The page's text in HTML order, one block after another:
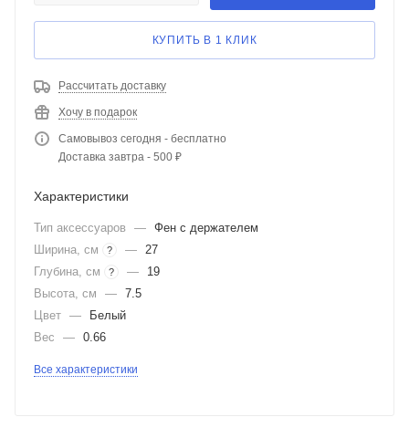
КУПИТЬ В 1 КЛИК
Рассчитать доставку
Хочу в подарок
Самовывоз сегодня - бесплатно
Доставка завтра - 500 ₽
Характеристики
Тип аксессуаров — Фен с держателем
Ширина, см
? — 27
Глубина, см
? —
19
Высота, см
— 7.5
Цвет —
Белый
Вес
— 0.66
Все характеристики